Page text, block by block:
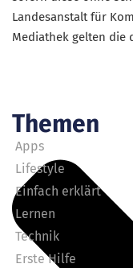
Landesanstalt für
Mediathek gelten die
Themen
Apps
Lifestyle
Einfach erklärt
Lernen
Technik
Erste Hilfe